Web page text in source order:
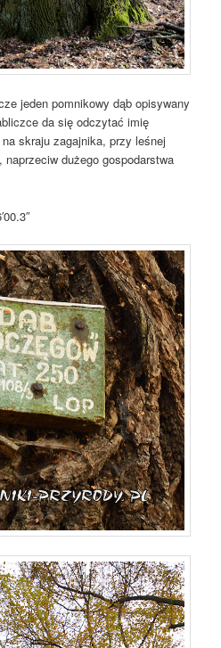
jeden pomnikowy dąb opisywany
da się odczytać imię
na skraju zagajnika, przy leśnej
dużego gospodarstwa